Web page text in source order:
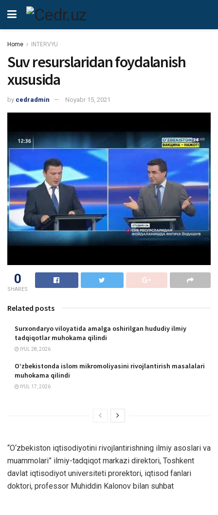
Home INTERVYU
Suv resurslaridan foydalanish
xususida
by cedradmin Noyabr 15, 2021
0
SHARES
Related posts
Surxondaryo viloyatida amalga oshirilgan hududiy ilmiy
tadqiqotlar muhokama qilindi
IYUL 28, 2026
O‘zbekistonda islom mikromoliyasini rivojlantirish masalalari
muhokama qilindi
IYUL 17, 2026
“O‘zbekiston iqtisodiyotini rivojlantirishning ilmiy asoslari va
muammolari” ilmiy-tadqiqot markazi direktori, Toshkent
davlat iqtisodiyot universiteti prorektori, iqtisod fanlari
doktori, professor Muhiddin Kalonov bilan suhbat